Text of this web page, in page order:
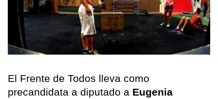
El Frente de Todos lleva como
precandidata a diputado a Eugenia